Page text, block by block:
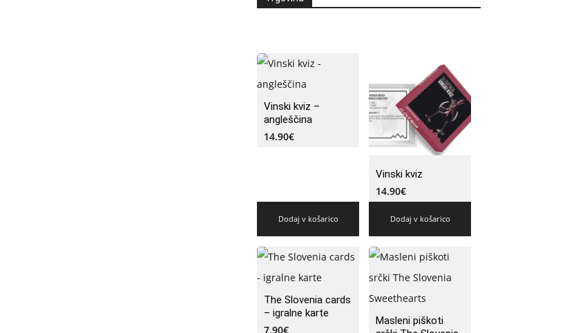
Vinski kviz –
angleščina
14.90€
Dodaj v košarico
Vinski kviz
14.90€
Dodaj v košarico
The Slovenia cards
– igralne karte
7.90€
Masleni piškoti